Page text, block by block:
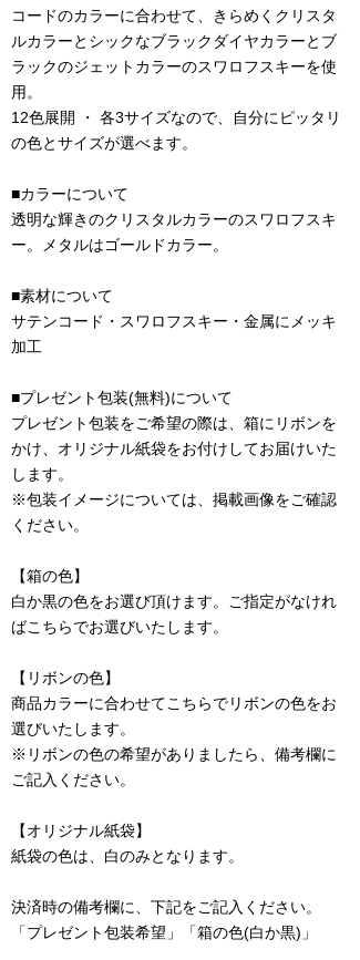
コードのカラーに合わせて、きらめくクリスタ
ルカラーとシックなブラックダイヤカラーとブ
ラックのジェットカラーのスワロフスキーを使
用。
12色展開 ・ 各3サイズなので、自分にピッタリ
の色とサイズが選べます。
■カラーについて
透明な輝きのクリスタルカラーのスワロフスキ
ー。メタルはゴールドカラー。
■素材について
サテンコード・スワロフスキー・金属にメッキ
加工
■プレゼント包装(無料)について
プレゼント包装をご希望の際は、箱にリボンを
かけ、オリジナル紙袋をお付けしてお届けいた
します。
※包装イメージについては、掲載画像をご確認
ください。
【箱の色】
白か黒の色をお選び頂けます。ご指定がなけれ
ばこちらでお選びいたします。
【リボンの色】
商品カラーに合わせてこちらでリボンの色をお
選びいたします。
※リボンの色の希望がありましたら、備考欄に
ご記入ください。
【オリジナル紙袋】
紙袋の色は、白のみとなります。
決済時の備考欄に、下記をご記入ください。
「プレゼント包装希望」「箱の色(白か黒)」